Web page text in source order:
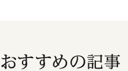
おすすめの記事